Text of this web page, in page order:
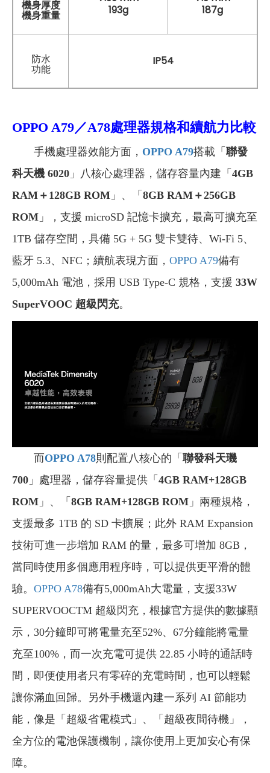
機身厚度
機身重量
193g
187g
防水
功能
IP54
OPPO A79／A78處理器規格和續航力比較
手機處理器效能方面， OPPO A79搭載「 聯發
科天機 6020 」八核心處理器，儲存容量內建「 4GB
RAM＋128GB ROM 」、「 8GB RAM＋256GB
ROM 」，支援 microSD 記憶卡擴充，最高可擴充至
1TB 儲存空間，具備 5G + 5G 雙卡雙待、Wi-Fi 5、
藍牙 5.3、NFC；續航表現方面， OPPO A79備有
5,000mAh 電池，採用 USB Type-C 規格，支援 33W
SuperVOOC 超級閃充。
而OPPO A78則配置八核心的「 聯發科天璣
700 」處理器，儲存容量提供「 4GB RAM+128GB
ROM 」、「 8GB RAM+128GB ROM 」兩種規格，
支援最多 1TB 的 SD 卡擴展；此外 RAM Expansion
技術可進一步增加 RAM 的量，最多可增加 8GB，
當同時使用多個應用程序時，可以提供更平滑的體
驗。 OPPO A78備有5,000mAh大電量，支援33W
SUPERVOOCTM 超級閃充，根據官方提供的數據顯
示，30分鐘即可將電量充至52%、67分鐘能將電量
充至100%，而一次充電可提供 22.85 小時的通話時
間，即便使用者只有零碎的充電時間，也可以輕鬆
讓你滿血回歸。另外手機還內建一系列 AI 節能功
能，像是「超級省電模式」、「超級夜間待機」，
全方位的電池保護機制，讓你使用上更加安心有保
障。